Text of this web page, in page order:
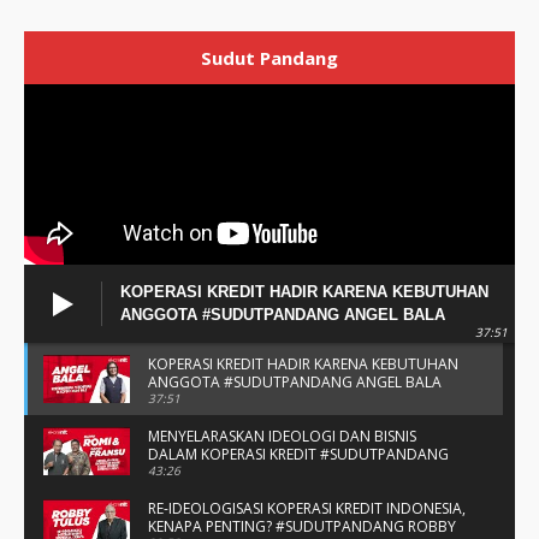
Sudut Pandang
KOPERASI KREDIT HADIR KARENA KEBUTUHAN
ANGGOTA #SUDUTPANDANG ANGEL BALA
37:51
KOPERASI KREDIT HADIR KARENA KEBUTUHAN
ANGGOTA #SUDUTPANDANG ANGEL BALA
37:51
MENYELARASKAN IDEOLOGI DAN BISNIS
DALAM KOPERASI KREDIT #SUDUTPANDANG
BAPAK ROMI & BAPAK FRANSU
43:26
RE-IDEOLOGISASI KOPERASI KREDIT INDONESIA,
KENAPA PENTING? #SUDUTPANDANG ROBBY